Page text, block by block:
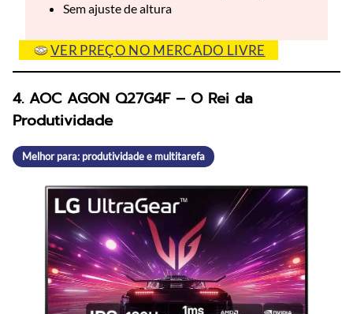
Sem ajuste de altura
VER PREÇO NO MERCADO LIVRE
4. AOC AGON Q27G4F – O Rei da
Produtividade
Melhor para: produtividade e multitarefa